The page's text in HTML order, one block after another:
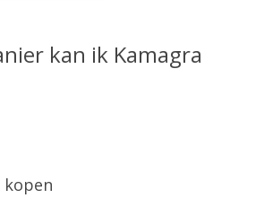
kan ik Kamagra
kopen